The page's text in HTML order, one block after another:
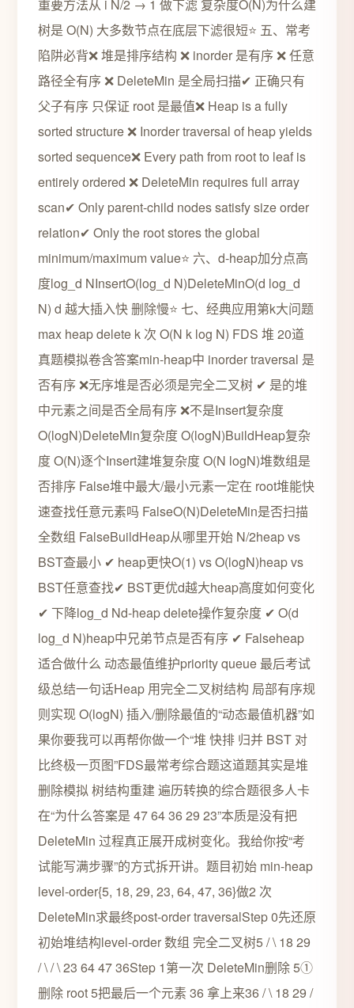
重要方法从 i N/2 → 1 做下滤 复杂度O(N)为什么建
树是 O(N) 大多数节点在底层下滤很短⭐ 五、常考
陷阱必背❌ 堆是排序结构 ❌ inorder 是有序 ❌ 任意
路径全有序 ❌ DeleteMin 是全局扫描✔ 正确只有
父子有序 只保证 root 是最值❌ Heap is a fully
sorted structure ❌ Inorder traversal of heap yields
sorted sequence❌ Every path from root to leaf is
entirely ordered ❌ DeleteMin requires full array
scan✔ Only parent-child nodes satisfy size order
relation✔ Only the root stores the global
minimum/maximum value⭐ 六、d-heap加分点高
度log_d NInsertO(log_d N)DeleteMinO(d log_d
N) d 越大插入快 删除慢⭐ 七、经典应用第k大问题
max heap delete k 次 O(N k log N) FDS 堆 20道
真题模拟卷含答案min-heap中 inorder traversal 是
否有序 ❌无序堆是否必须是完全二叉树 ✔ 是的堆
中元素之间是否全局有序 ❌不是Insert复杂度
O(logN)DeleteMin复杂度 O(logN)BuildHeap复杂
度 O(N)逐个Insert建堆复杂度 O(N logN)堆数组是
否排序 False堆中最大/最小元素一定在 root堆能快
速查找任意元素吗 FalseO(N)DeleteMin是否扫描
全数组 FalseBuildHeap从哪里开始 N/2heap vs
BST查最小 ✔ heap更快O(1) vs O(logN)heap vs
BST任意查找✔ BST更优d越大heap高度如何变化
✔ 下降log_d Nd-heap delete操作复杂度 ✔ O(d
log_d N)heap中兄弟节点是否有序 ✔ Falseheap
适合做什么 动态最值维护priority queue 最后考试
级总结一句话Heap 用完全二叉树结构 局部有序规
则实现 O(logN) 插入/删除最值的“动态最值机器”如
果你要我可以再帮你做一个“堆 快排 归并 BST 对
比终极一页图”FDS最常考综合题这道题其实是堆
删除模拟 树结构重建 遍历转换的综合题很多人卡
在“为什么答案是 47 64 36 29 23”本质是没有把
DeleteMin 过程真正展开成树变化。我给你按“考
试能写满步骤”的方式拆开讲。题目初始 min-heap
level-order{5, 18, 29, 23, 64, 47, 36}做2 次
DeleteMin求最终post-order traversalStep 0先还原
初始堆结构level-order 数组 完全二叉树5 / \ 18 29
/ \ / \ 23 64 47 36Step 1第一次 DeleteMin删除 5①
删除 root 5把最后一个元素 36 拿上来36 / \ 18 29 /